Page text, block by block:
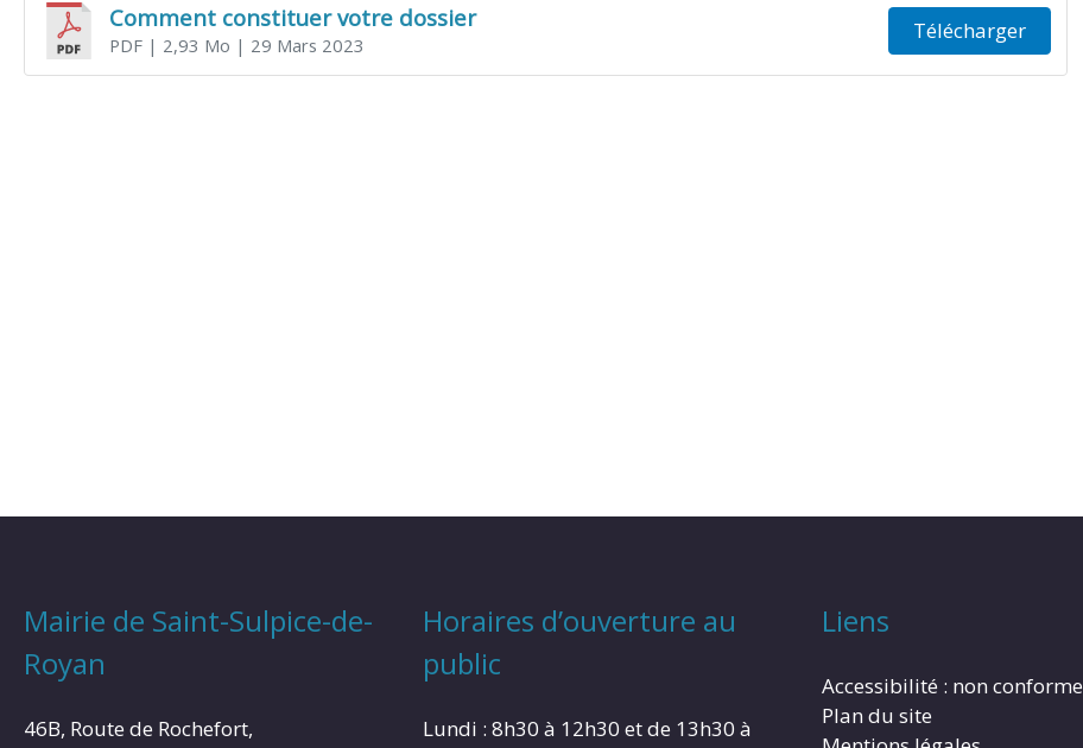
Comment constituer votre dossier
PDF| 2,93 Mo | 29 Mars 2023
Télécharger
Mairie de Saint-Sulpice-de-
Royan
46B, Route de Rochefort,
Horaires d’ouverture au
public
Lundi : 8h30 à 12h30 et de 13h30 à
Liens
Accessibilité : non conforme
Plan du site